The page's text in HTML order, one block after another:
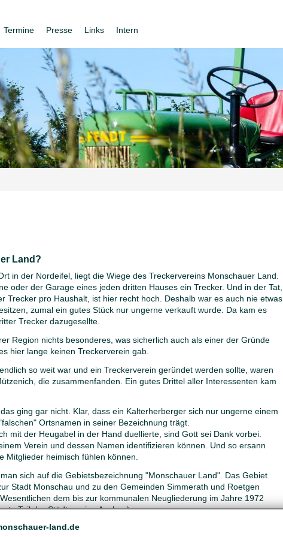
Termine Presse Links Intern
Land?
in der Nordeifel, liegt die Wiege des Treckervereins Monschauer Land.
oder der Garage eines jeden dritten Hauses ein Trecker. Und in der Tat,
Trecker pro Haushalt, ist hier recht hoch. Deshalb war es auch nie etwas
zumal ein gutes Stück nur ungerne verkauft wurde. Da kam es
Trecker dazugesellte.
Region nichts besonderes, was sicherlich auch als einer der Gründe
hier lange keinen Treckerverein gab.
so weit war und ein Treckerverein geründet werden sollte, waren
die zusammenfanden. Ein gutes Drittel aller Interessenten kam
ging gar nicht. Klar, dass ein Kalterherberger sich nur ungerne einem
Ortsnamen in seiner Bezeichnung trägt.
mit der Heugabel in der Hand duellierte, sind Gott sei Dank vorbei.
Verein und dessen Namen identifizieren können. Und so ersann
Mitglieder heimisch fühlen können.
sich auf die Gebietsbezeichnung "Monschauer Land". Das Gebiet
Stadt Monschau und zu den Gemeinden Simmerath und Roetgen
dem bis zur kommunalen Neugliederung im Jahre 1972
Teil der Städteregion Aachen).
land.de